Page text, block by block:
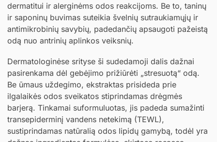
dermatitui ir alerginėms odos reakcijoms. Be to, taninų
ir saponinų buvimas suteikia švelnių sutraukiamųjų ir
antimikrobinių savybių, padedančių apsaugoti pažeistą
odą nuo antrinių aplinkos veiksnių.
Dermatologinėse srityse ši sudedamoji dalis dažnai
pasirenkama dėl gebėjimo prižiūrėti „stresuotą“ odą.
Be ūmaus uždegimo, ekstraktas prisideda prie
ilgalaikės odos sveikatos stiprindamas drėgmės
barjerą. Tinkamai suformuluotas, jis padeda sumažinti
transepiderminį vandens netekimą (TEWL),
sustiprindamas natūralią odos lipidų gamybą, todėl yra